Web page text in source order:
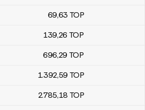
69,63 TOP
139,26 TOP
696,29 TOP
1.392,59 TOP
2.785,18 TOP